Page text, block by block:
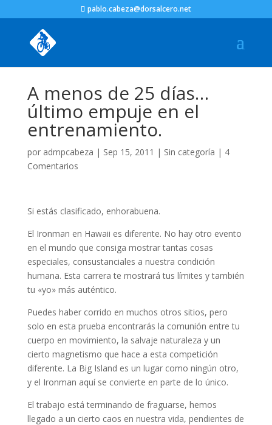
pablo.cabeza@dorsalcero.net
A menos de 25 días…
último empuje en el
entrenamiento.
por admpcabeza | Sep 15, 2011 | Sin categoría | 4
Comentarios
Si estás clasificado, enhorabuena.
El Ironman en Hawaii es diferente. No hay otro evento
en el mundo que consiga mostrar tantas cosas
especiales, consustanciales a nuestra condición
humana. Esta carrera te mostrará tus límites y también
tu «yo» más auténtico.
Puedes haber corrido en muchos otros sitios, pero
solo en esta prueba encontrarás la comunión entre tu
cuerpo en movimiento, la salvaje naturaleza y un
cierto magnetismo que hace a esta competición
diferente. La Big Island es un lugar como ningún otro,
y el Ironman aquí se convierte en parte de lo único.
El trabajo está terminando de fraguarse, hemos
llegado a un cierto caos en nuestra vida, pendientes de